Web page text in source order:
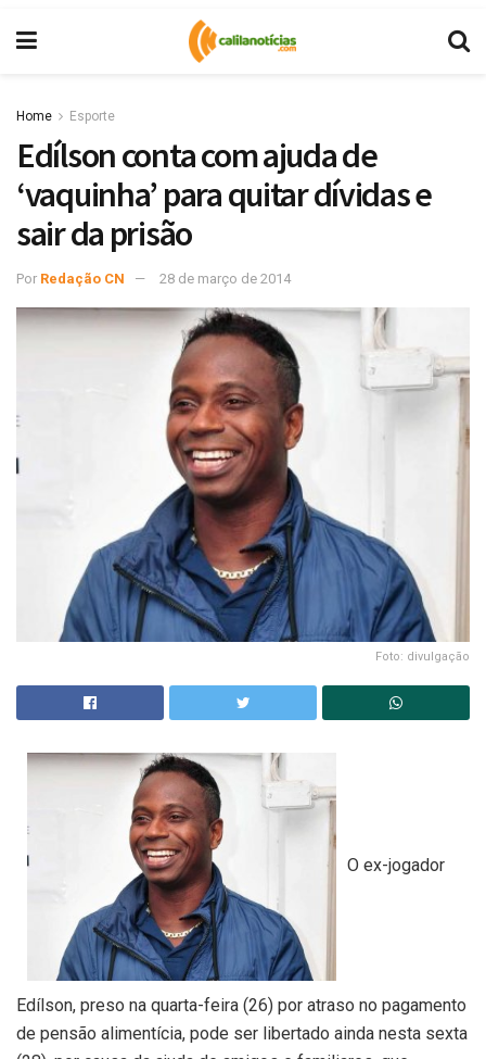
Home Esporte
Edílson conta com ajuda de
‘vaquinha’ para quitar dívidas e
sair da prisão
Por Redação CN 28 de março de 2014
Foto: divulgação
O ex-jogador
Edílson, preso na quarta-feira (26) por atraso no pagamento
de pensão alimentícia, pode ser libertado ainda nesta sexta